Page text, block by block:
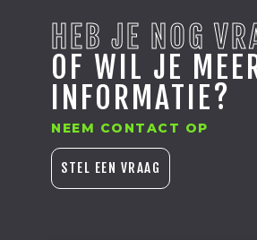
HEB JE NOG
OF WIL JE
INFORMATIE?
NEEM CONTACT OP
STEL EEN VRAAG